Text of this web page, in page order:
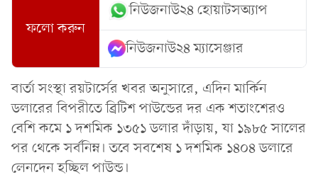
ফলো করুন
নিউজনাউ২৪ হোয়াটসঅ্যাপ
নিউজনাউ২৪ ম্যাসেঞ্জার
বার্তা সংস্থা রয়টার্সের খবর অনুসারে, এদিন মার্কিন
ডলারের বিপরীতে ব্রিটিশ পাউন্ডের দর এক শতাংশেরও
বেশি কমে ১ দশমিক ১৩৫১ ডলার দাঁড়ায়, যা ১৯৮৫ সালের
পর থেকে সর্বনিম্ন। তবে সবশেষ ১ দশমিক ১৪০৪ ডলারে
লেনদেন হচ্ছিল পাউন্ড।